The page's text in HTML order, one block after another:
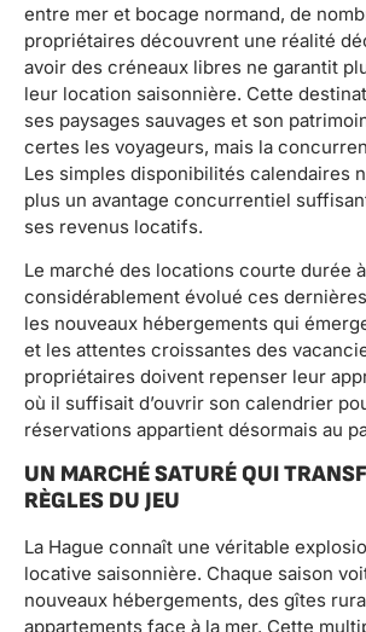
entre mer et bocage normand, de
propriétaires découvrent une réalité
avoir des créneaux libres ne garantit
leur location saisonnière. Cette
ses paysages sauvages et son
certes les voyageurs, mais la
Les simples disponibilités calendaires
plus un avantage concurrentiel
ses revenus locatifs.
Le marché des locations courte durée
considérablement évolué ces
les nouveaux hébergements qui
et les attentes croissantes des
propriétaires doivent repenser leur
où il suffisait d’ouvrir son calendrier
réservations appartient désormais au
UN MARCHÉ SATURÉ QUI
RÈGLES DU JEU
La Hague connaît une véritable
locative saisonnière. Chaque saison
nouveaux hébergements, des gîtes
appartements face à la mer. Cette